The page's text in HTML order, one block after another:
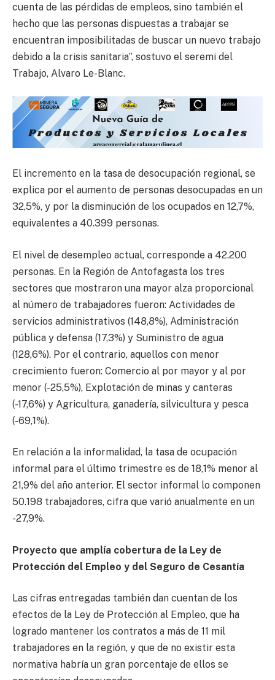
cuenta de las pérdidas de empleos, sino también el
hecho que las personas dispuestas a trabajar se
encuentran imposibilitadas de buscar un nuevo trabajo
debido a la crisis sanitaria”, sostuvo el seremi del
Trabajo, Alvaro Le-Blanc.
El incremento en la tasa de desocupación regional, se
explica por el aumento de personas desocupadas en un
32,5%, y por la disminución de los ocupados en 12,7%,
equivalentes a 40.399 personas.
El nivel de desempleo actual, corresponde a 42.200
personas. En la Región de Antofagasta los tres
sectores que mostraron una mayor alza proporcional
al número de trabajadores fueron: Actividades de
servicios administrativos (148,8%), Administración
pública y defensa (17,3%) y Suministro de agua
(128,6%). Por el contrario, aquellos con menor
crecimiento fueron: Comercio al por mayor y al por
menor (-25,5%), Explotación de minas y canteras
(-17,6%) y Agricultura, ganadería, silvicultura y pesca
(-69,1%).
En relación a la informalidad, la tasa de ocupación
informal para el último trimestre es de 18,1% menor al
21,9% del año anterior. El sector informal lo componen
50.198 trabajadores, cifra que varió anualmente en un
-27,9%.
Proyecto que amplía cobertura de la Ley de
Protección del Empleo y del Seguro de Cesantía
Las cifras entregadas también dan cuentan de los
efectos de la Ley de Protección al Empleo, que ha
logrado mantener los contratos a más de 11 mil
trabajadores en la región, y que de no existir esta
normativa habría un gran porcentaje de ellos se